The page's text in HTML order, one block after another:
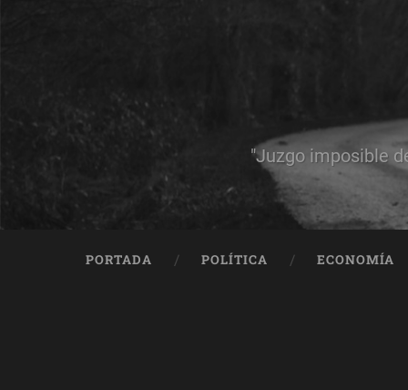
"Juzgo imposible
PORTADA POLÍTICA ECONOMÍA